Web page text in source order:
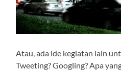
Atau, ada ide kegiatan lain
Tweeting? Googling? Apa